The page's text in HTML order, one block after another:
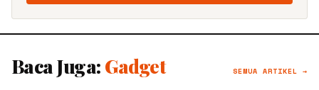
Baca Juga: Gadget SEMUA ARTIKEL →